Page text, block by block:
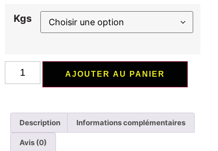
Kgs
AJOUTER AU PANIER
Description Informations complémentaires
Avis (0)